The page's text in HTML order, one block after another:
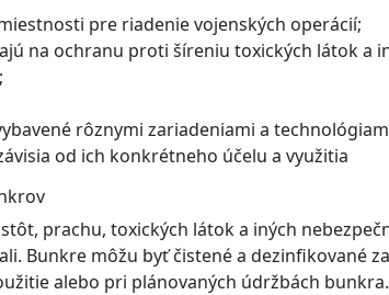
pre riadenie vojenských operácií;
na ochranu proti šíreniu toxických látok a
rôznymi zariadeniami a
od ich konkrétneho účelu a využitia
prachu, toxických látok a iných
Bunkre môžu byť čistené a dezinfikované
alebo pri plánovaných údržbách bunkra.